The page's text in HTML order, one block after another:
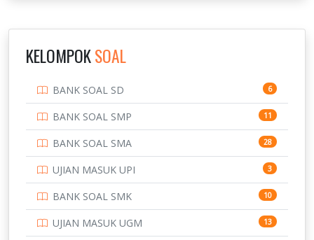
3
169
7
PTDI STTD 4
133
SMA 146
KELOMPOKSOAL
BANK SOAL SD 6
BANK SOAL SMP 11
BANK SOAL SMA 28
UJIAN MASUK UPI 3
BANK SOAL SMK 10
UJIAN MASUK UGM 13